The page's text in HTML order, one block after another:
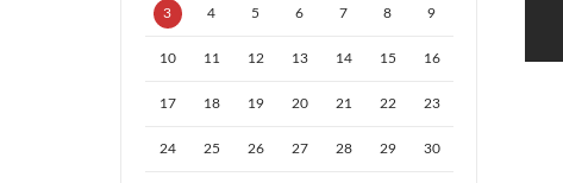
3 4 5 6 7 8 9
10 11 12 13 14 15 16
17 18 19 20 21 22 23
24 25 26 27 28 29 30